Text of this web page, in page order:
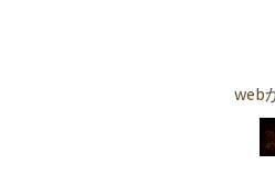
web